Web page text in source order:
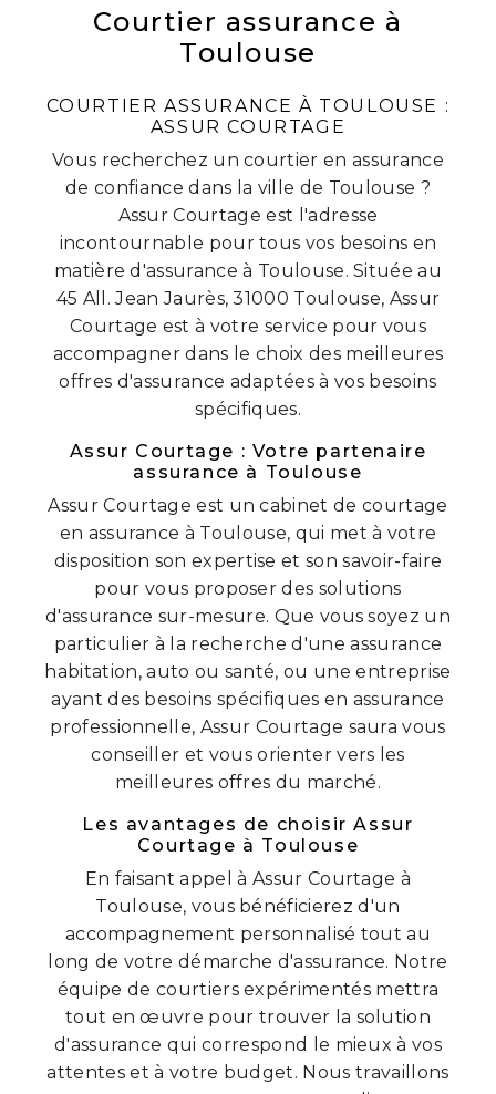
Courtier assurance à
Toulouse
COURTIER ASSURANCE À TOULOUSE :
ASSUR COURTAGE
Vous recherchez un courtier en assurance
de confiance dans la ville de Toulouse ?
Assur Courtage est l'adresse
incontournable pour tous vos besoins en
matière d'assurance à Toulouse. Située au
45 All. Jean Jaurès, 31000 Toulouse, Assur
Courtage est à votre service pour vous
accompagner dans le choix des meilleures
offres d'assurance adaptées à vos besoins
spécifiques.
Assur Courtage : Votre partenaire
assurance à Toulouse
Assur Courtage est un cabinet de courtage
en assurance à Toulouse, qui met à votre
disposition son expertise et son savoir-faire
pour vous proposer des solutions
d'assurance sur-mesure. Que vous soyez un
particulier à la recherche d'une assurance
habitation, auto ou santé, ou une entreprise
ayant des besoins spécifiques en assurance
professionnelle, Assur Courtage saura vous
conseiller et vous orienter vers les
meilleures offres du marché.
Les avantages de choisir Assur
Courtage à Toulouse
En faisant appel à Assur Courtage à
Toulouse, vous bénéficierez d'un
accompagnement personnalisé tout au
long de votre démarche d'assurance. Notre
équipe de courtiers expérimentés mettra
tout en œuvre pour trouver la solution
d'assurance qui correspond le mieux à vos
attentes et à votre budget. Nous travaillons